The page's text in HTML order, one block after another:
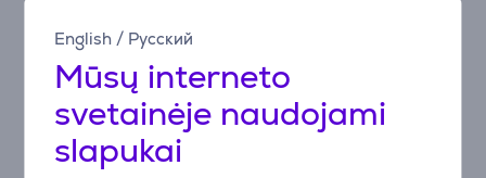
English / Русский
Mūsų interneto
svetainėje naudojami
slapukai
atidarykite, jei norite gerti kaip iš puodelio, arba
užrakinkite, kai ruošiatės naujam nuotykiui. Norite
išvalyti butelį po aktyvios dienos? Nesijaudinkite,
dangtelį galima plauti indaplovėje, o Snapclean®
technologija leidžia lengvai išimti vidinį mechanizmą –
tiesiog suspauskite ir ištraukite.